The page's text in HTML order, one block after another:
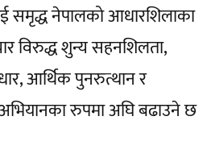
समृद्ध नेपालको आधारशिलाका
विरुद्ध शुन्य सहनशिलता,
आर्थिक पुनरुत्थान र
रुपमा अघि बढाउने छ